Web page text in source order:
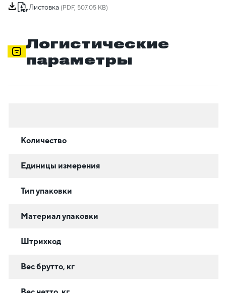
Листовка (PDF, 507.05 KB)
Логистические
параметры
Количество
Единицы измерения
Тип упаковки
Материал упаковки
Штрихкод
Вес брутто, кг